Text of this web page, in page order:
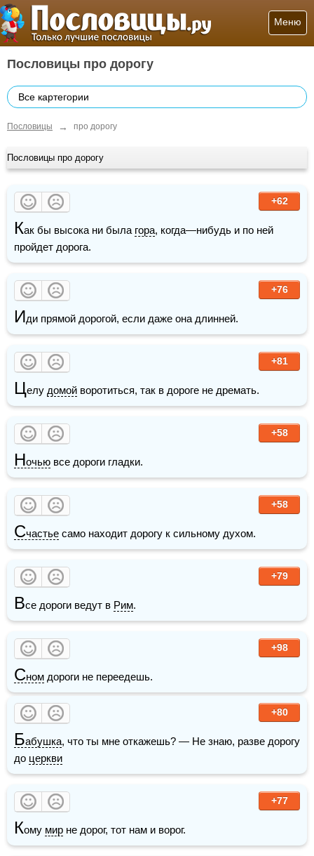
Меню
Пословицы про дорогу
Все картегории
Пословицы → про дорогу
Пословицы про дорогу
+62
Как бы высока ни была гора, когда—нибудь и по ней
пройдет дорога.
+76
Иди прямой дорогой, если даже она длинней.
+81
Целу домой воротиться, так в дороге не дремать.
+58
Ночью все дороги гладки.
+58
Счастье само находит дорогу к сильному духом.
+79
Все дороги ведут в Рим.
+98
Сном дороги не переедешь.
+80
Бабушка, что ты мне откажешь? — Не знаю, разве дорогу
до церкви
+77
Кому мир не дорог, тот нам и ворог.